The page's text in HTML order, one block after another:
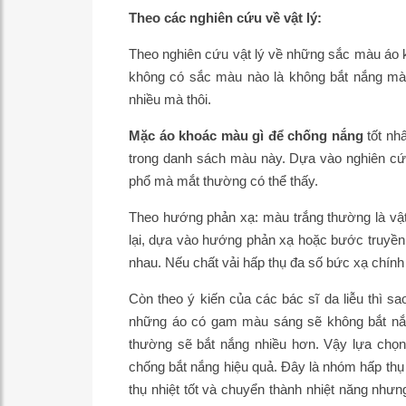
Theo các nghiên cứu về vật lý:
Theo nghiên cứu vật lý về những sắc màu áo
không có sắc màu nào là không bắt nắng
nhiều mà thôi.
Mặc áo khoác màu gì để chống nắngtốt
trong danh sách màu này. Dựa vào nghiên
phổ mà mắt thường có thể thấy.
Theo hướng phản xạ: màu trắng thường là
lại, dựa vào hướng phản xạ hoặc bước
nhau. Nếu chất vải hấp thụ đa số bức xạ
Còn theo ý kiến của các bác sĩ da liễu thì
những áo có gam màu sáng sẽ không bắt
thường sẽ bắt nắng nhiều hơn. Vậy lựa
chống bắt nắng hiệu quả. Đây là nhóm hấp
thụ nhiệt tốt và chuyển thành nhiệt năng